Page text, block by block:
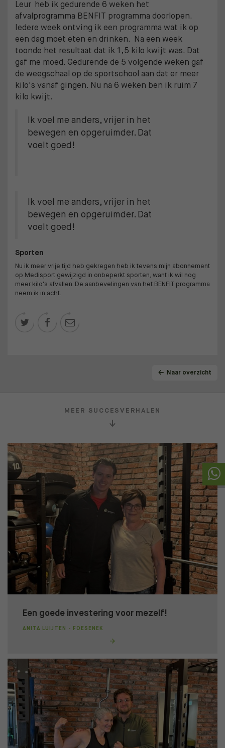
Leur heb ik gedurende 6 weken het
afvalprogramma BENFIT programma doorlopen.
Iedere week ontving ik een programma wat ik op
een dag moet eten en drinken. Na een week
toonde het resultaat dat ik 1,5 kilo kwijt was. Dat
gaf me moed. Gedurende de 5 volgende weken gaf
de weegschaal op de sportschool aan dat er meer
kilo's vanaf gingen. Nu na 6 weken ben ik ruim 7
kilo kwijt.
Ik voel me anders, vrijer in het
bewegen en opgeruimder. Dat
voelt goed!
Ik voel me anders, vrijer in het
bewegen en opgeruimder. Dat
voelt goed!
Sporten
Nu ik meer vrije tijd heb gekregen heb ik tevens mijn abonnement
op Medisport gewijzigd in onbeperkt sporten, want ik wil nog
meer kilo's afvallen. De aanbevelingen van het BENFIT programma
neem ik in acht.
  
Naar overzicht
MEER SUCCESVERHALEN
Een goede investering voor mezelf!
ANITA LUIJTEN - FOESENEK